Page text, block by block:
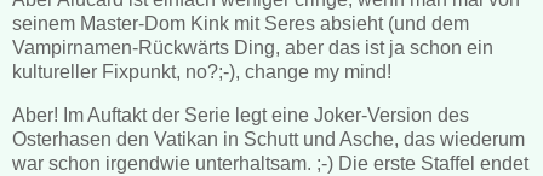
seinem Master-Dom Kink mit Seres absieht (und dem
Vampirnamen-Rückwärts Ding, aber das ist ja schon ein
kultureller Fixpunkt, no?;-), change my mind!
Aber! Im Auftakt der Serie legt eine Joker-Version des
Osterhasen den Vatikan in Schutt und Asche, das wiederum
war schon irgendwie unterhaltsam. ;-) Die erste Staffel endet